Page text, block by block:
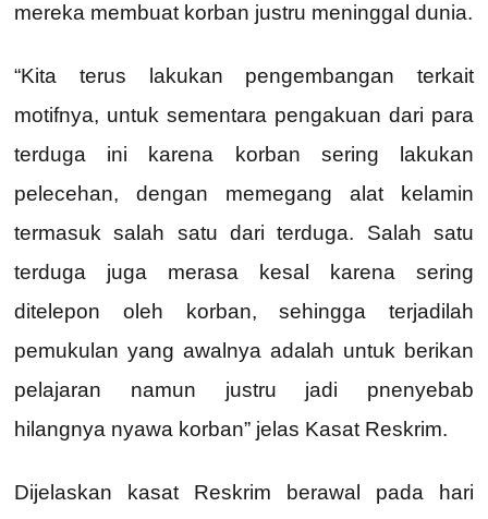
mereka membuat korban justru meninggal dunia.
“Kita terus lakukan pengembangan terkait
motifnya, untuk sementara pengakuan dari para
terduga ini karena korban sering lakukan
pelecehan, dengan memegang alat kelamin
termasuk salah satu dari terduga. Salah satu
terduga juga merasa kesal karena sering
ditelepon oleh korban, sehingga terjadilah
pemukulan yang awalnya adalah untuk berikan
pelajaran namun justru jadi pnenyebab
hilangnya nyawa korban” jelas Kasat Reskrim.
Dijelaskan kasat Reskrim berawal pada hari